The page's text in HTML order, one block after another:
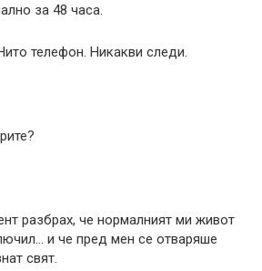
за 48 часа.
телефон. Никакви следи.
разбрах, че нормалният ми живот
и че пред мен се отваряше
свят.